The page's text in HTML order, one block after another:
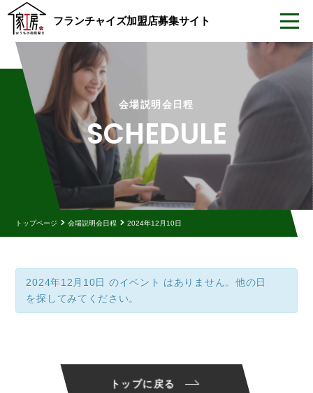
フランチャイズ加盟店募集サイト
会場説明会日程
SCHEDULE
トップページ 会場説明会日程 2024年12月10日
2024年12月10日 のイベント はありません。他の日
を探してみてください。
トップに戻る